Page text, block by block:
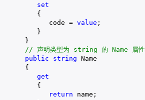
set
         {
            code =
value ;
         }
      }
// 声明类型为 string 的 Name 属性
public
string Name
      {
get
         {
return name;